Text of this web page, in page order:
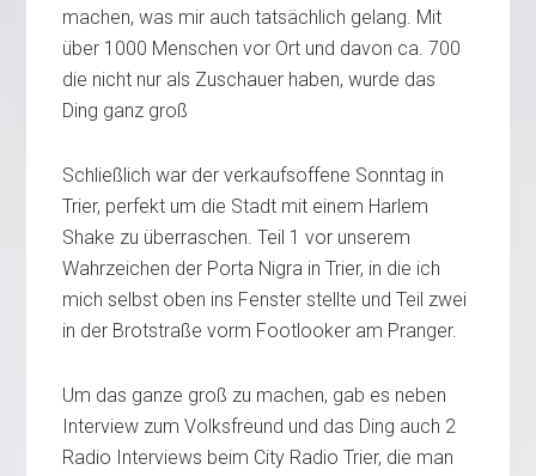
machen, was mir auch tatsächlich gelang. Mit
über 1000 Menschen vor Ort und davon ca. 700
die nicht nur als Zuschauer haben, wurde das
Ding ganz groß
Schließlich war der verkaufsoffene Sonntag in
Trier, perfekt um die Stadt mit einem Harlem
Shake zu überraschen. Teil 1 vor unserem
Wahrzeichen der Porta Nigra in Trier, in die ich
mich selbst oben ins Fenster stellte und Teil zwei
in der Brotstraße vorm Footlooker am Pranger.
Um das ganze groß zu machen, gab es neben
Interview zum Volksfreund und das Ding auch 2
Radio Interviews beim City Radio Trier, die man